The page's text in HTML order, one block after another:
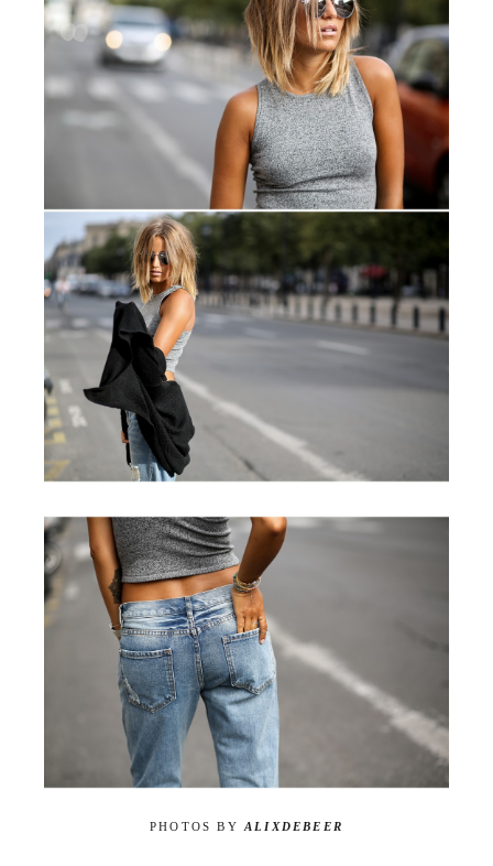
PHOTOS BY ALIXDEBEER